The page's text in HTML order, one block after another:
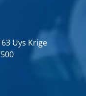
Uys Krige